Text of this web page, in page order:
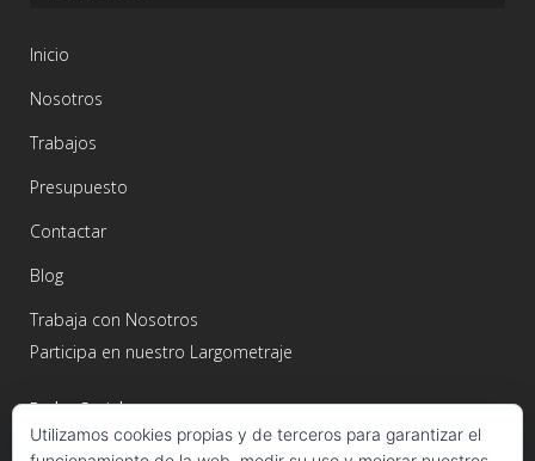
Inicio
Nosotros
Trabajos
Presupuesto
Contactar
Blog
Trabaja con Nosotros
Participa en nuestro Largometraje
Redes Sociales
Utilizamos cookies propias y de terceros para garantizar el